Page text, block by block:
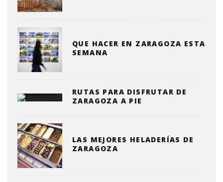
QUE HACER EN ZARAGOZA ESTA
SEMANA
RUTAS PARA DISFRUTAR DE
ZARAGOZA A PIE
LAS MEJORES HELADERÍAS DE
ZARAGOZA